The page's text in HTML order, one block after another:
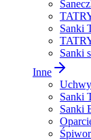
Sanki
Sanki
Inne
Sanki
Sanki